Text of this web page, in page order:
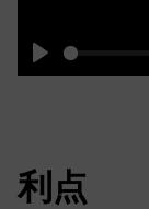
Play
利点